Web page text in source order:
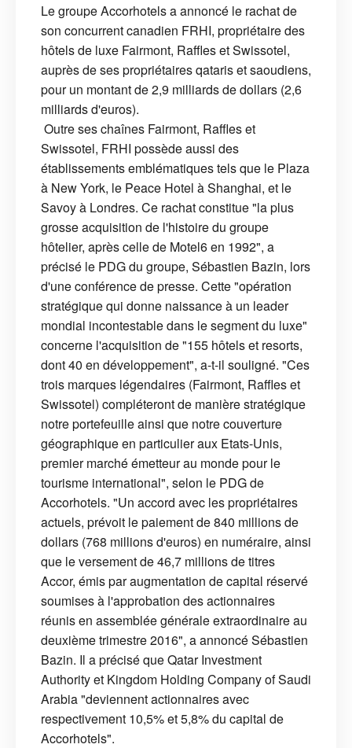
Le groupe Accorhotels a annoncé le rachat de
son concurrent canadien FRHI, propriétaire des
hôtels de luxe Fairmont, Raffles et Swissotel,
auprès de ses propriétaires qataris et saoudiens,
pour un montant de 2,9 milliards de dollars (2,6
milliards d'euros).
Outre ses chaînes Fairmont, Raffles et
Swissotel, FRHI possède aussi des
établissements emblématiques tels que le Plaza
à New York, le Peace Hotel à Shanghai, et le
Savoy à Londres. Ce rachat constitue "la plus
grosse acquisition de l'histoire du groupe
hôtelier, après celle de Motel6 en 1992", a
précisé le PDG du groupe, Sébastien Bazin, lors
d'une conférence de presse. Cette "opération
stratégique qui donne naissance à un leader
mondial incontestable dans le segment du luxe"
concerne l'acquisition de "155 hôtels et resorts,
dont 40 en développement", a-t-il souligné. "Ces
trois marques légendaires (Fairmont, Raffles et
Swissotel) compléteront de manière stratégique
notre portefeuille ainsi que notre couverture
géographique en particulier aux Etats-Unis,
premier marché émetteur au monde pour le
tourisme international", selon le PDG de
Accorhotels. "Un accord avec les propriétaires
actuels, prévoit le paiement de 840 millions de
dollars (768 millions d'euros) en numéraire, ainsi
que le versement de 46,7 millions de titres
Accor, émis par augmentation de capital réservé
soumises à l'approbation des actionnaires
réunis en assemblée générale extraordinaire au
deuxième trimestre 2016", a annoncé Sébastien
Bazin. Il a précisé que Qatar Investment
Authority et Kingdom Holding Company of Saudi
Arabia "deviennent actionnaires avec
respectivement 10,5% et 5,8% du capital de
Accorhotels".